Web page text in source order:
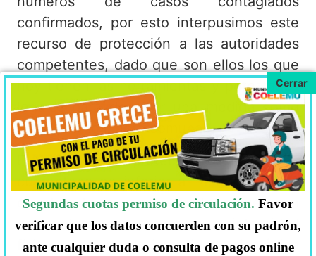
confirmados, por esto interpusimos este
recurso de protección a las autoridades
competentes, dado que son ellos los que
hoy tienen las herramientas y potestades
legales para decretar una medida como
esta”, afirmó el jefe comunal.
El recurso de protección solicita una
cuarentena no inferior a 14 días que dé
cuenta de algunos puntos que son
esenciales para preservar la integridad
física, la salud y la integridad psicológica
Segundas cuotas permiso de circulación. Favor
verificar que los datos concuerden con su padrón,
ante cualquier duda o consulta de pagos online